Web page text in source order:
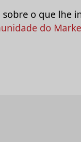
o que lhe
do